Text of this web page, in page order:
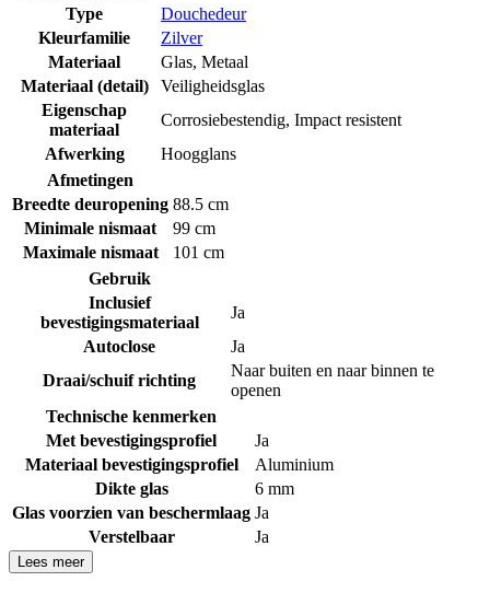
Type
Douchedeur
Kleurfamilie
Zilver
Materiaal
Glas, Metaal
Materiaal (detail)
Veiligheidsglas
Eigenschap
materiaal
Corrosiebestendig, Impact resistent
Afwerking
Hoogglans
Afmetingen
Breedte deuropening 88.5 cm
Minimale nismaat
99 cm
Maximale nismaat
101 cm
Gebruik
Inclusief
bevestigingsmateriaal
Ja
Autoclose
Ja
Draai/schuif richting
Naar buiten en naar binnen te
openen
Technische kenmerken
Met bevestigingsprofiel
Ja
Materiaal bevestigingsprofiel
Aluminium
Dikte glas
6 mm
Glas voorzien van beschermlaag Ja
Verstelbaar
Ja
Lees meer